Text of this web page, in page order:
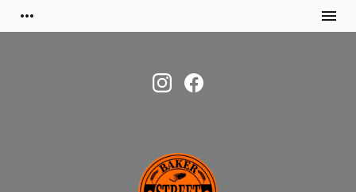
more_horiz menu